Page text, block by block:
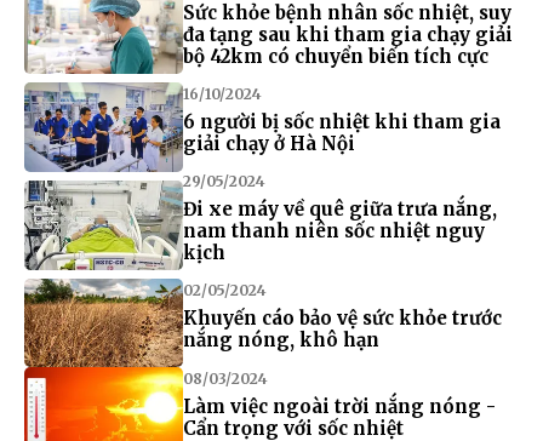
Sức khỏe bệnh nhân sốc nhiệt, suy
đa tạng sau khi tham gia chạy giải
bộ 42km có chuyển biến tích cực
16/10/2024
6 người bị sốc nhiệt khi tham gia
giải chạy ở Hà Nội
29/05/2024
Đi xe máy về quê giữa trưa nắng,
nam thanh niên sốc nhiệt nguy
kịch
02/05/2024
Khuyến cáo bảo vệ sức khỏe trước
nắng nóng, khô hạn
08/03/2024
Làm việc ngoài trời nắng nóng -
Cẩn trọng với sốc nhiệt